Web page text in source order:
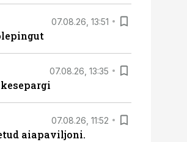
07.08.26, 13:51
07.08.26, 13:35
07.08.26, 11:52
aiapaviljoni.